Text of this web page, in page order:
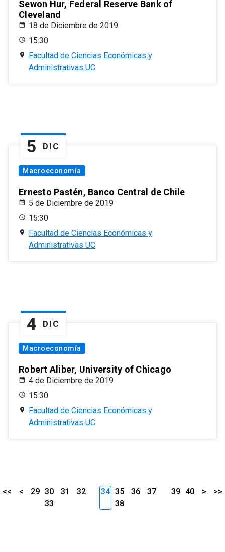
Sewon Hur, Federal Reserve Bank of
Cleveland
18 de Diciembre de 2019
15:30
Facultad de Ciencias Económicas y
Administrativas UC
5 DIC
Macroeconomía
Ernesto Pastén, Banco Central de Chile
5 de Diciembre de 2019
15:30
Facultad de Ciencias Económicas y
Administrativas UC
4 DIC
Macroeconomía
Robert Aliber, University of Chicago
4 de Diciembre de 2019
15:30
Facultad de Ciencias Económicas y
Administrativas UC
<< < 29 30 31
32
33
34 35 36
37
38
39 40 > >>